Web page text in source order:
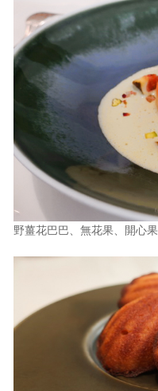
野薑花巴巴、無花果、開心果